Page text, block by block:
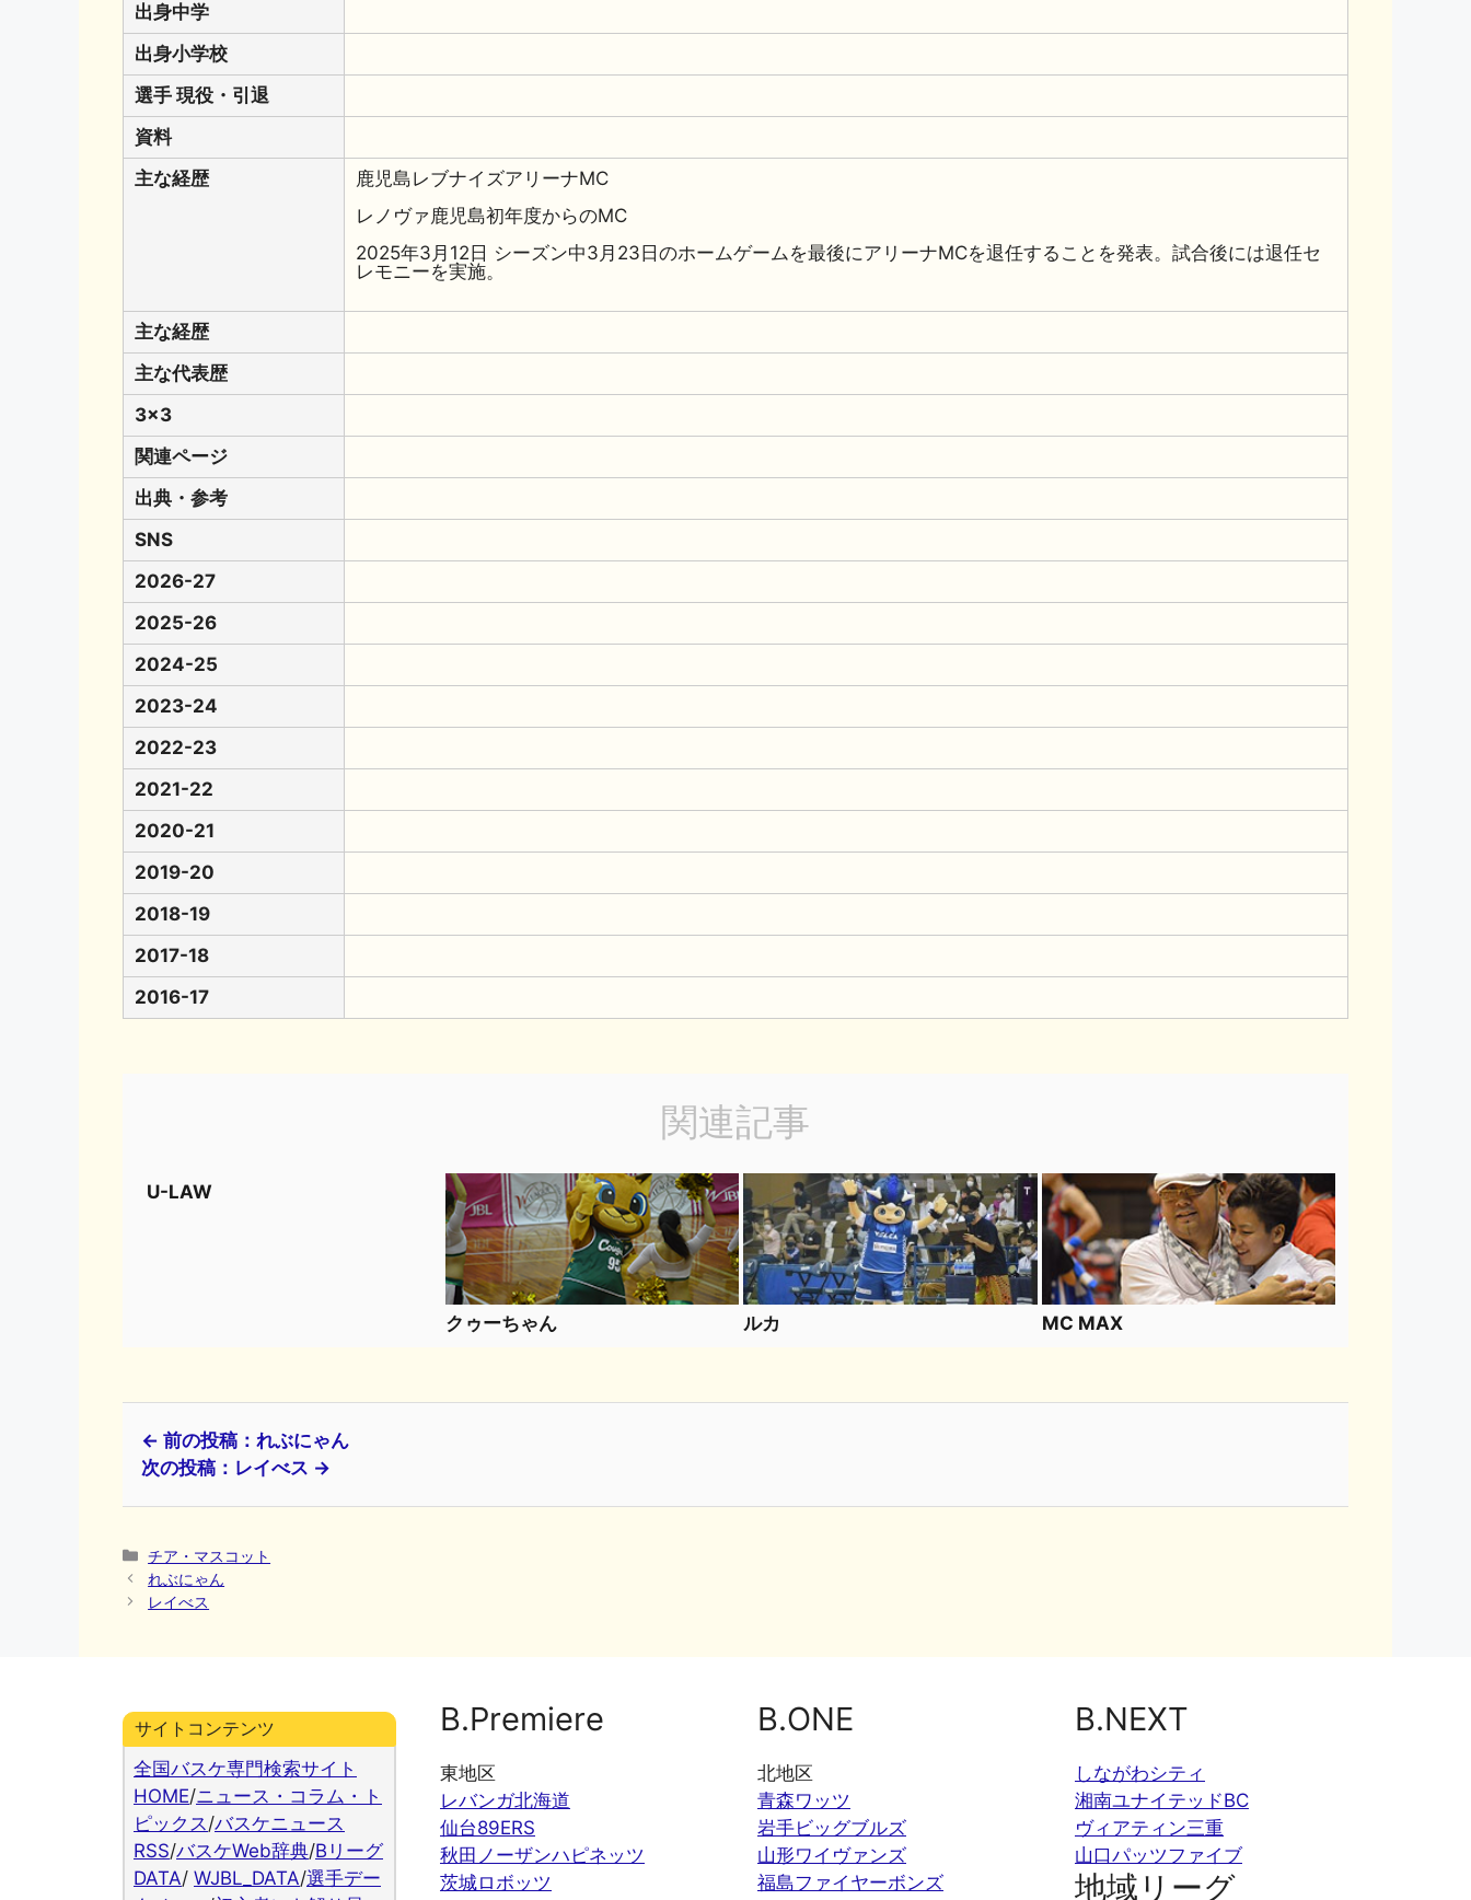
出身中学
出身小学校
選手 現役・引退
資料
主な経歴
鹿児島レブナイズアリーナMC
レノヴァ鹿児島初年度からのMC
2025年3月12日 シーズン中3月23日のホームゲームを最後にアリーナMCを退任することを発表。試合後には退任セ
レモニーを実施。
主な経歴
主な代表歴
3x3
関連ページ
出典・参考
SNS
2026-27
2025-26
2024-25
2023-24
2022-23
2021-22
2020-21
2019-20
2018-19
2017-18
2016-17
関連記事
U-LAW
クゥーちゃん ルカ MC MAX
← 前の投稿：れぶにゃん
次の投稿：レイべス →
カ
テ
ゴ
チア・マスコット
れぶにゃん
レイべス
サイトコンテンツ
全国バスケ専門検索サイト
HOME/ニュース・コラム・ト
ピックス /バスケニュース
RSS/バスケWeb辞典/Bリーグ
DATA/ WJBL_DATA/選手デー
B.Premiere
東地区
レバンガ北海道
仙台89ERS
秋田ノーザンハピネッツ
茨城ロボッツ
B.ONE
北地区
青森ワッツ
岩手ビッグブルズ
山形ワイヴァンズ
福島ファイヤーボンズ
B.NEXT
しながわシティ
湘南ユナイテッドBC
ヴィアティン三重
山口パッツファイブ
地域リーグ